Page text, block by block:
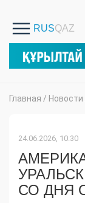
Главная / Новости
24.06.2026, 10:30
СО ДНЯ